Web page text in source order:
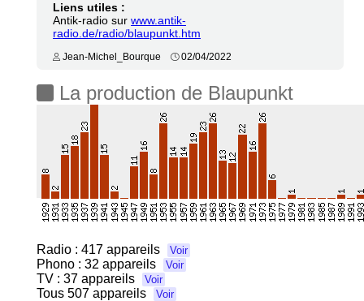
Liens utiles :
Antik-radio sur www.antik-
radio.de/radio/blaupunkt.htm
Jean-Michel_Bourque 02/04/2022
La production de Blaupunkt
Radio : 417 appareils Voir
Phono : 32 appareils Voir
TV : 37 appareils Voir
Tous 507 appareils Voir